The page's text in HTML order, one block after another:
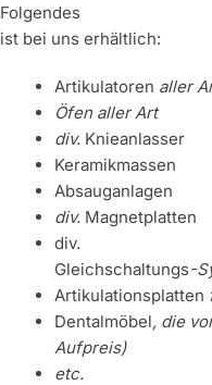
Folgendes
ist bei uns erhältlich:
Artikulatoren aller
Öfen aller Art
div. Knieanlasser
Keramikmassen
Absauganlagen
div. Magnetplatten
div.
Gleichschaltungs-
Artikulationsplatten
Dentalmöbel, die
Aufpreis)
etc.